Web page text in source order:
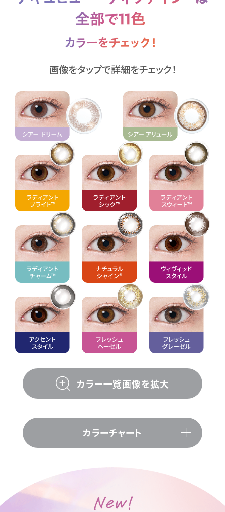
画像をタップで詳細をチェック！
カラー一覧画像を拡大
カラーチャート